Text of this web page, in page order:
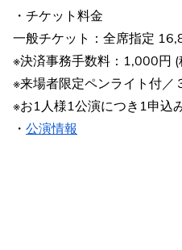
・チケット料金
一般チケット：全席指定
※決済事務手数料：1,000円 (
※来場者限定ペンライト付／
※お1人様1公演につき1申込
・ 公演情報